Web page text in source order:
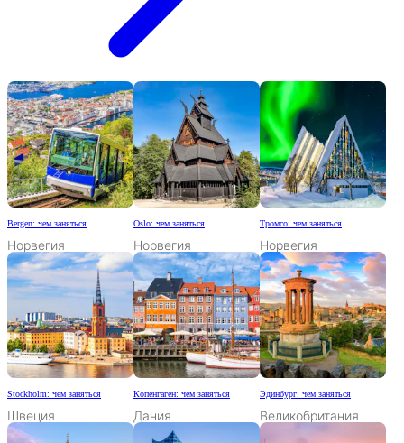
Bergen: чем заняться
Норвегия
Oslo: чем заняться
Норвегия
Тромсо: чем заняться
Норвегия
Stockholm: чем заняться
Швеция
Копенгаген: чем заняться
Дания
Эдинбург: чем заняться
Великобритания